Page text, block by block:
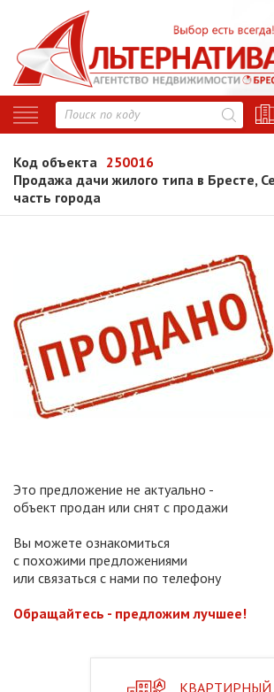
Код объекта 250016
Продажа дачи жилого типа в Бресте,
часть города
Это предложение не актуально -
объект продан или снят с продажи
Вы можете ознакомиться
с похожими предложениями
или связаться с нами по телефону
Обращайтесь - предложим лучшее!
КВАРТИРНЫЙ